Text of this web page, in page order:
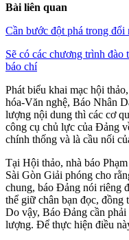
Bài liên quan
Cần bước đột phá trong
Sẽ có các chương trình đào
báo chí
Phát biểu khai mạc hội
hóa-Văn nghệ, Báo Nhân
lượng nội dung thì các cơ
công cụ chủ lực của Đảng
chính thống và là cầu nối
Tại Hội thảo, nhà báo
Sài Gòn Giải phóng cho
chung, báo Đảng nói riêng
thể giữ chân bạn đọc,
Do vậy, Báo Đảng cần
lượng. Để thực hiện điều